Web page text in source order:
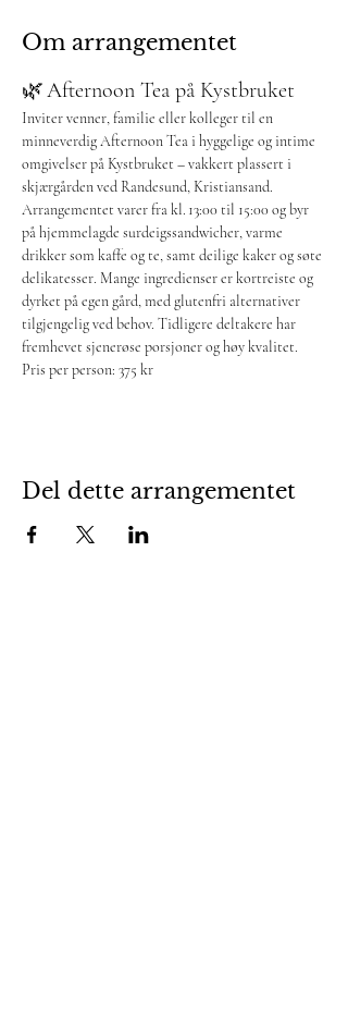
Om arrangementet
🌿 Afternoon Tea på Kystbruket
Inviter venner, familie eller kolleger til en
minneverdig Afternoon Tea i hyggelige og intime
omgivelser på Kystbruket – vakkert plassert i
skjærgården ved Randesund, Kristiansand.
Arrangementet varer fra kl. 13:00 til 15:00 og byr
på hjemmelagde surdeigssandwicher, varme
drikker som kaffe og te, samt deilige kaker og søte
delikatesser. Mange ingredienser er kortreiste og
dyrket på egen gård, med glutenfri alternativer
tilgjengelig ved behov. Tidligere deltakere har
fremhevet sjenerøse porsjoner og høy kvalitet.
Pris per person: 375 kr
Del dette arrangementet